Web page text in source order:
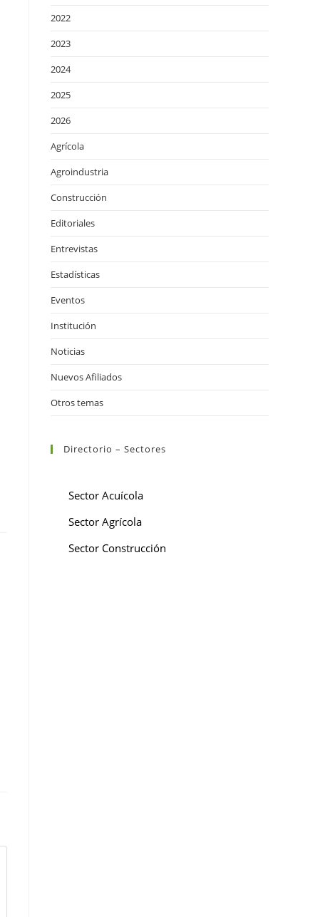
2022
2023
2024
2025
2026
Agrícola
Agroindustria
Construcción
Editoriales
Entrevistas
Estadísticas
Eventos
Institución
Noticias
Nuevos Afiliados
Otros temas
Directorio – Sectores
Sector Acuícola
Sector Agrícola
Sector Construcción